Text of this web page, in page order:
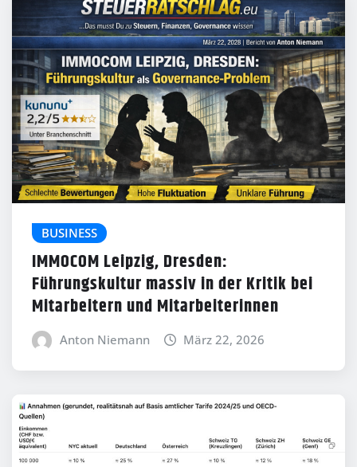
BUSINESS
IMMOCOM Leipzig, Dresden:
Führungskultur massiv in der Kritik bei
Mitarbeitern und Mitarbeiterinnen
Anton Niemann März 22, 2026